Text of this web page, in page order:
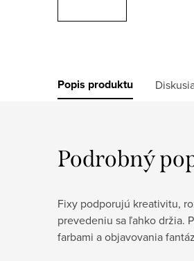
Popis produktu
Podrobný
Fixy podporujú kreativitu,
prevedeniu sa ľahko držia.
farbami a objavovania